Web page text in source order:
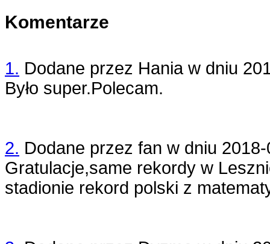
Komentarze
1. Dodane przez Haniaw dniu
Było super.Polecam.
2. Dodane przez fan w dniu
Gratulacje,same rekordy w
stadionie rekord polski z